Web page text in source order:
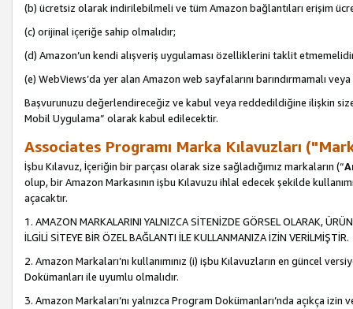
(b) ücretsiz olarak indirilebilmeli ve tüm Amazon bağlantıları erişim
(c) orijinal içeriğe sahip olmalıdır;
(d) Amazon’un kendi alışveriş uygulaması özelliklerini taklit
(e) WebViews’da yer alan Amazon web sayfalarını barındırmamalı
Başvurunuzu değerlendireceğiz ve kabul veya reddedildiğine ilişkin
Mobil Uygulama” olarak kabul edilecektir.
Associates Programı Marka Kılavuzları
İşbu Kılavuz, İçeriğin bir parçası olarak size sağladığımız markaların (“
olup, bir Amazon Markasının işbu Kılavuzu ihlal edecek şekilde
açacaktır.
1. AMAZON MARKALARINI YALNIZCA SİTENİZDE GÖRSEL OLARAK,
İLGİLİ SİTEYE BİR ÖZEL BAĞLANTI İLE KULLANMANIZA İZİN VERİLMİŞTİR.
2. Amazon Markaları’nı kullanımınız (i) işbu Kılavuzların en güncel
Dokümanları ile uyumlu olmalıdır.
3. Amazon Markaları’nı yalnızca Program Dokümanları’nda açıkça